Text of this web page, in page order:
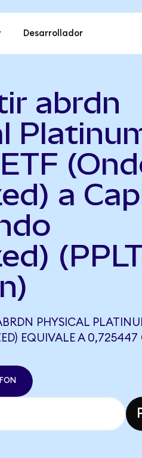
Desarrollador
abrdn
a
PHYSICAL
EQUIVALE A 0,725447